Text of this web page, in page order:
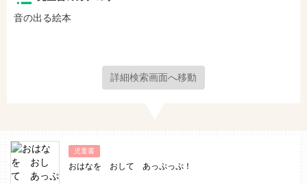
音の出る絵本
詳細検索画面へ移動
児童書
おはなを おして あっぷっぷ！